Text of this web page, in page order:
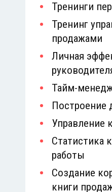
Тренинги
Тренинг
продажами
Личная
Тайм-
Построение
Управление
Статистика
работы
Создание
книги